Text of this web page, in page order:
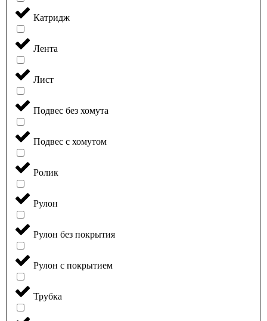
Катридж
Лента
Лист
Подвес без хомута
Подвес с хомутом
Ролик
Рулон
Рулон без покрытия
Рулон с покрытием
Трубка